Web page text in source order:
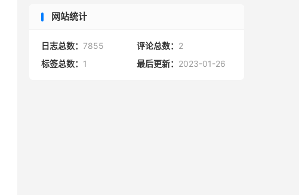
网站统计
日志总数： 7855 评论总数： 2
标签总数： 1 最后更新： 2023-01-26